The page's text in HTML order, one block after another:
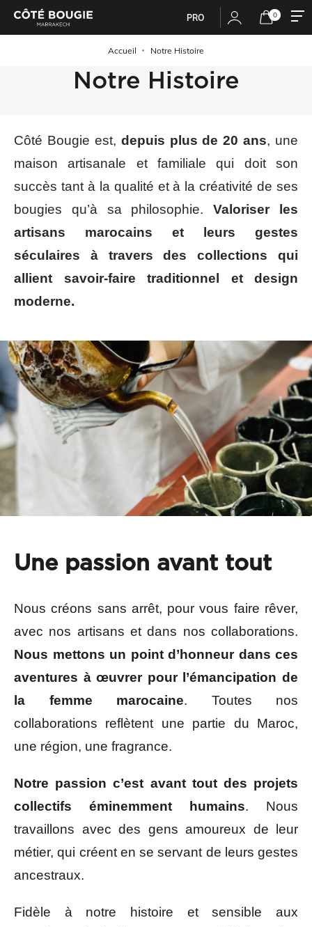
PRO 0
Accueil Notre Histoire
Notre Histoire
Côté Bougie est, depuis plus de 20 ans, une
maison artisanale et familiale qui doit son
succès tant à la qualité et à la créativité de ses
bougies qu’à sa philosophie.Valoriser les
artisans marocains et leurs gestes
séculaires à travers des collections qui
allient savoir-faire traditionnel et design
moderne.
Une passion avant tout
Nous créons sans arrêt, pour vous faire rêver,
avec nos artisans et dans nos collaborations.
Nous mettons un point d’honneur dans ces
aventures à œuvrer pour l’émancipation de
la femme marocaine. Toutes nos
collaborations reflètent une partie du Maroc,
une région, une fragrance.
Notre passion c’est avant tout des projets
collectifs éminemment humains. Nous
travaillons avec des gens amoureux de leur
métier, qui créent en se servant de leurs gestes
ancestraux.
Fidèle à notre histoire et sensible aux